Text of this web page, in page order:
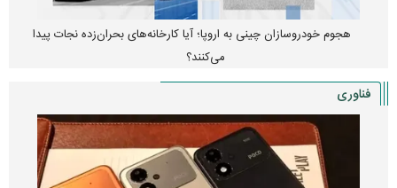
هجوم خودروسازان چینی به اروپا؛ آیا کارخانه‌های بحران‌زده نجات پیدا
می‌کنند؟
فناوری